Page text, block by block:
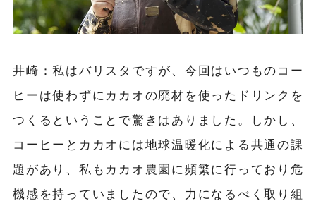
井崎：私はバリスタですが、今回はいつものコー
ヒーは使わずにカカオの廃材を使ったドリンクを
つくるということで驚きはありました。しかし、
コーヒーとカカオには地球温暖化による共通の課
題があり、私もカカオ農園に頻繁に行っており危
機感を持っていましたので、力になるべく取り組